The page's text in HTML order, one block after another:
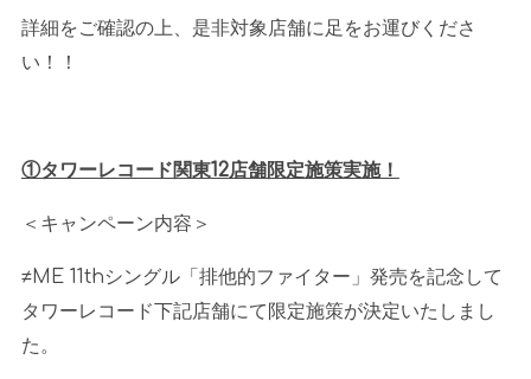
詳細をご確認の上、是非対象店舗に足をお運びくださ
い！！
①タワーレコード関東12店舗限定施策実施！
＜キャンペーン内容＞
≠ME 11thシングル「排他的ファイター」発売を記念して
タワーレコード下記店舗にて限定施策が決定いたしまし
た。